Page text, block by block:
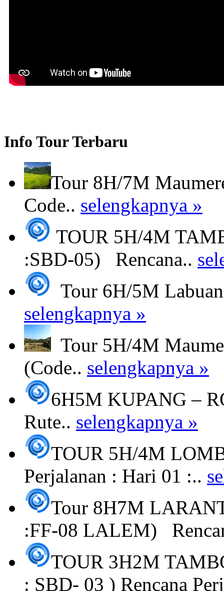
Info Tour Terbaru
Tour 8H/7M
Code.. selengkapnya »
TOUR 5H/4M
:SBD-05) Rencana..
Tour 6H/5M
selengkapnya »
Tour 5H/4M
(Code.. selengkapnya »
6H5M KUPANG –
Rute.. selengkapnya »
TOUR 5H/4M
Perjalanan : Hari 01 :..
Tour 8H7M
:FF-08 LALEM)
TOUR 3H2M
: SBD- 03 ) Rencana